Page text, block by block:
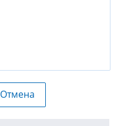
Отмена